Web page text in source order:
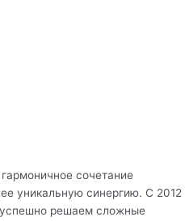
сочетание
уникальную синергию. С 2012
решаем сложные